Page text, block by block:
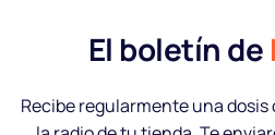
El boletín de
Recibe regularmente una